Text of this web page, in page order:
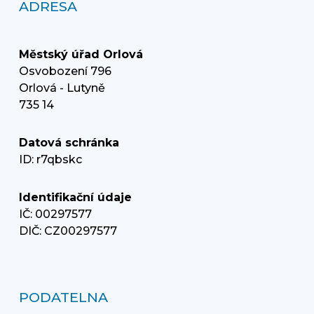
ADRESA
Městský úřad Orlová
Osvobození 796
Orlová - Lutyně
735 14
Datová schránka
ID: r7qbskc
Identifikační údaje
IČ: 00297577
DIČ: CZ00297577
PODATELNA